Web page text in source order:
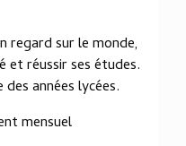
regard sur le monde,
et réussir ses études.
années lycées.
mensuel